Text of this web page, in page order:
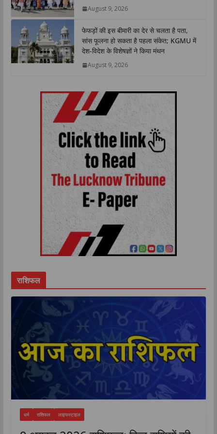
August 9, 2026
फेफड़ों की इस बीमारी का देर से चलता है पता,
सांस फूलना हो सकता है पहला संकेत; KGMU में
देश-विदेश के विशेषज्ञों ने किया मंथन
August 9, 2026
राशिफल
धर्म राशिफल लाइफस्टाइल